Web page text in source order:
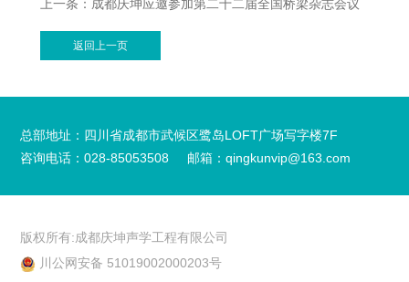
上一条：成都庆坤应邀参加第二十二届全国桥梁杂志会议
返回上一页
总部地址：四川省成都市武候区鹭岛LOFT广场写字楼7F
咨询电话：028-85053508
邮箱：qingkunvip@163.com
版权所有:成都庆坤声学工程有限公司
川公网安备 51019002000203号